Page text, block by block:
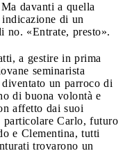
davanti a quella
di un
no. «Entrate, presto».
a gestire in prima
seminarista
un parroco di
di buona volontà e
affetto dai suoi
Carlo, futuro
e Clementina, tutti
trovarono un